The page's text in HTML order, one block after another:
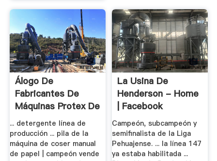
Álogo De
Fabricantes De
Máquinas Protex De
... detergente línea de
producción ... pila de la
máquina de coser manual
de papel | campeón vende
La Usina De
Henderson - Home
| Facebook
Campeón, subcampeón y
semifinalista de la Liga
Pehuajense. ... la línea 147
ya estaba habilitada ...